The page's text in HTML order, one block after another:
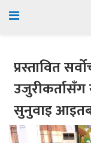
प्रस्तावित
सुनुवाइ